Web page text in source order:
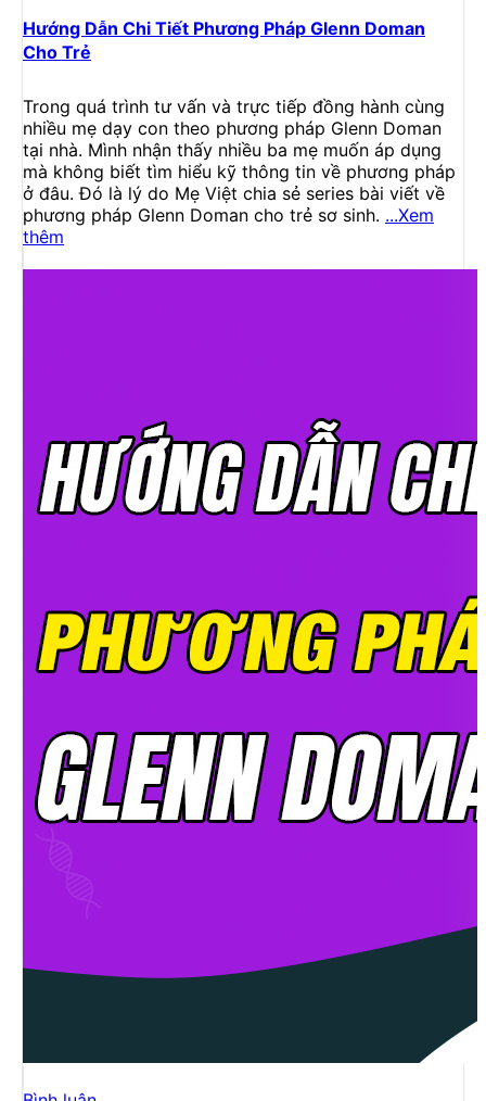
Hướng Dẫn Chi Tiết Phương Pháp Glenn Doman
Cho Trẻ
Trong quá trình tư vấn và trực tiếp đồng hành cùng
nhiều mẹ dạy con theo phương pháp Glenn Doman
tại nhà. Mình nhận thấy nhiều ba mẹ muốn áp dụng
mà không biết tìm hiểu kỹ thông tin về phương pháp
ở đâu. Đó là lý do Mẹ Việt chia sẻ series bài viết về
phương pháp Glenn Doman cho trẻ sơ sinh. ...Xem
thêm